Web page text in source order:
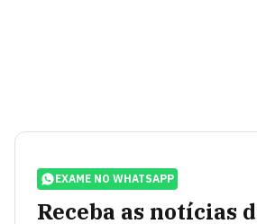
EXAME NO WHATSAPP
Receba as notícias